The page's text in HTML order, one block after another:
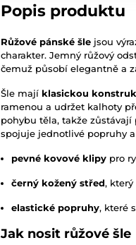
Popis produktu
Růžové pánské šle jsou
charakter. Jemný růžový
čemuž působí elegantně a
Šle mají klasickou
ramenou a udržet kalhoty
pohybu těla, takže
spojuje jednotlivé popruhy
pevné kovové klipy pro
černý kožený střed,
elastické popruhy, které
Jak nosit růžové šle